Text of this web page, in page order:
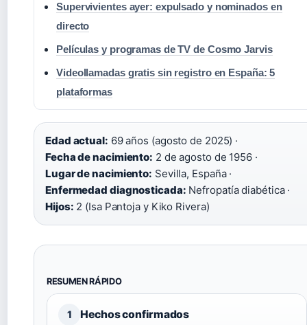
Supervivientes ayer: expulsado y nominados en
directo
Películas y programas de TV de Cosmo Jarvis
Videollamadas gratis sin registro en España: 5
plataformas
Edad actual: 69 años (agosto de 2025) ·
Fecha de nacimiento: 2 de agosto de 1956 ·
Lugar de nacimiento: Sevilla, España ·
Enfermedad diagnosticada: Nefropatía diabética ·
Hijos: 2 (Isa Pantoja y Kiko Rivera)
RESUMEN RÁPIDO
1 Hechos confirmados